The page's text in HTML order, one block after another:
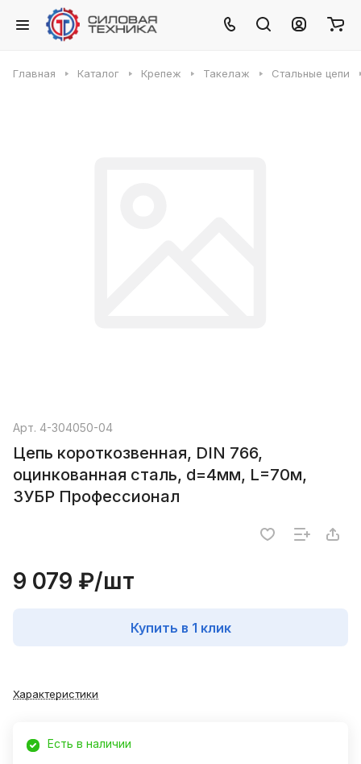
Главная Каталог Крепеж Такелаж Стальные цепи
Арт. 4-304050-04
Цепь короткозвенная, DIN 766,
оцинкованная сталь, d=4мм, L=70м,
ЗУБР Профессионал
9 079 ₽/шт
Купить в 1 клик
Характеристики
Есть в наличии